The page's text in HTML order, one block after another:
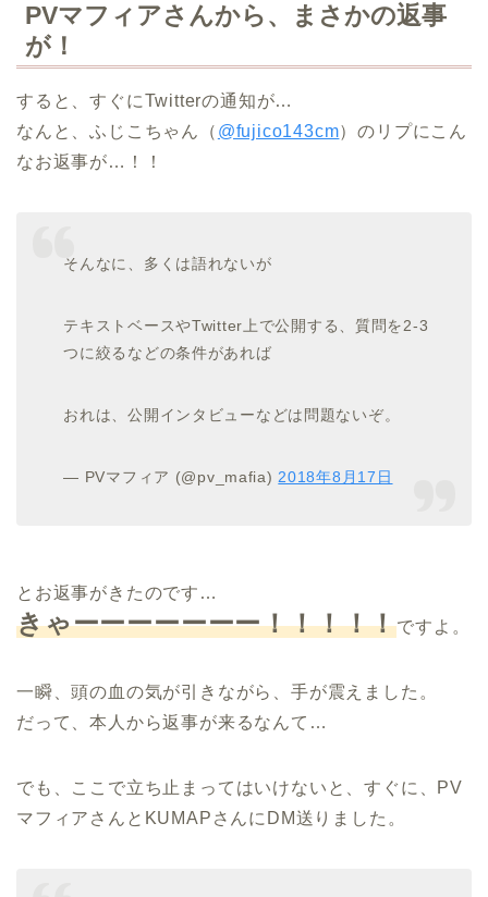
PVマフィアさんから、まさかの返事
が！
すると、すぐにTwitterの通知が…
なんと、ふじこちゃん（ @fujico143cm）のリプにこん
なお返事が…！！
そんなに、多くは語れないが
テキストベースやTwitter上で公開する、質問を2-3
つに絞るなどの条件があれば
おれは、公開インタビューなどは問題ないぞ。
— PVマフィア (@pv_mafia) 2018年8月17日
とお返事がきたのです…
きゃーーーーーーー！！！！！ですよ。
一瞬、頭の血の気が引きながら、手が震えました。
だって、本人から返事が来るなんて…
でも、ここで立ち止まってはいけないと、すぐに、PV
マフィアさんとKUMAPさんにDM送りました。